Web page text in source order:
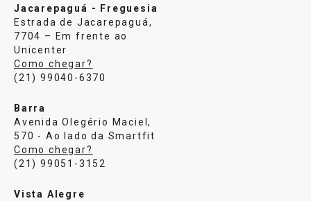
Jacarepaguá - Freguesia
Estrada de Jacarepaguá,
7704 – Em frente ao
Unicenter
Como chegar?
(21) 99040-6370
Barra
Avenida Olegério Maciel,
570 - Ao lado da Smartfit
Como chegar?
(21) 99051-3152
Vista Alegre